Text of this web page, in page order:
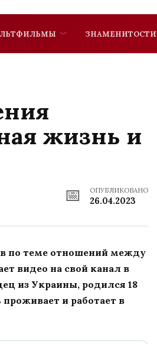
ЗНАМЕНИТОСТИ
жизнь и
ОПУБЛИКОВАНО
26.04.2023
по теме отношений между
видео на свой канал в
из Украины, родился 18
и работает в